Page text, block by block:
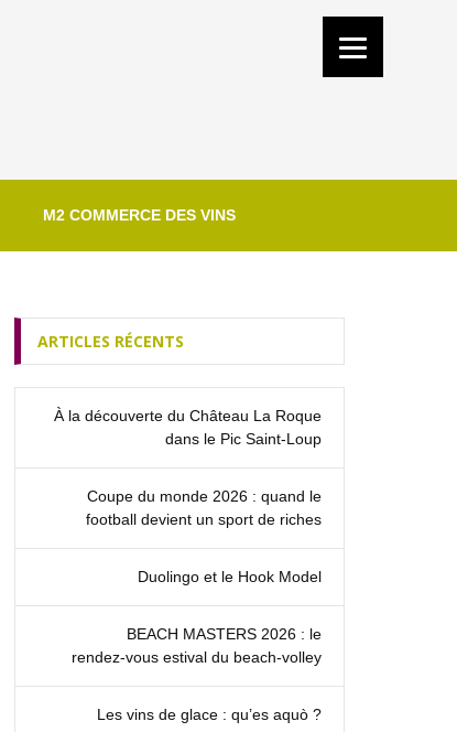
M2 COMMERCE DES VINS
ARTICLES RÉCENTS
À la découverte du Château La Roque
dans le Pic Saint‑Loup
Coupe du monde 2026 : quand le
football devient un sport de riches
Duolingo et le Hook Model
BEACH MASTERS 2026 : le
rendez‑vous estival du beach-volley
Les vins de glace : qu’es aquò ?